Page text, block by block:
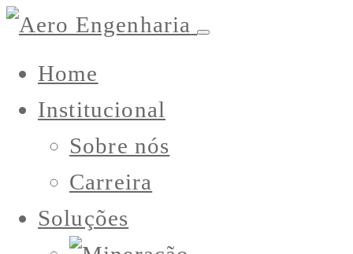
Home
Institucional
Sobre nós
Carreira
Soluções